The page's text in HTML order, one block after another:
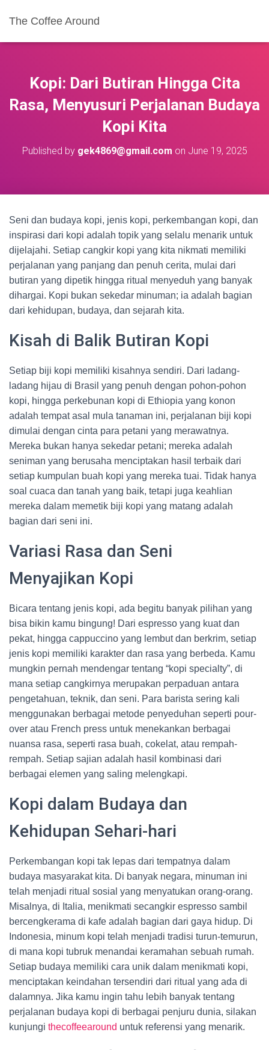
The Coffee Around
Kopi: Dari Butiran Hingga Cita
Rasa, Menyusuri Perjalanan Budaya
Kopi Kita
Published by gek4869@gmail.com on June 19, 2025
Seni dan budaya kopi, jenis kopi, perkembangan kopi, dan
inspirasi dari kopi adalah topik yang selalu menarik untuk
dijelajahi. Setiap cangkir kopi yang kita nikmati memiliki
perjalanan yang panjang dan penuh cerita, mulai dari
butiran yang dipetik hingga ritual menyeduh yang banyak
dihargai. Kopi bukan sekedar minuman; ia adalah bagian
dari kehidupan, budaya, dan sejarah kita.
Kisah di Balik Butiran Kopi
Setiap biji kopi memiliki kisahnya sendiri. Dari ladang-
ladang hijau di Brasil yang penuh dengan pohon-pohon
kopi, hingga perkebunan kopi di Ethiopia yang konon
adalah tempat asal mula tanaman ini, perjalanan biji kopi
dimulai dengan cinta para petani yang merawatnya.
Mereka bukan hanya sekedar petani; mereka adalah
seniman yang berusaha menciptakan hasil terbaik dari
setiap kumpulan buah kopi yang mereka tuai. Tidak hanya
soal cuaca dan tanah yang baik, tetapi juga keahlian
mereka dalam memetik biji kopi yang matang adalah
bagian dari seni ini.
Variasi Rasa dan Seni
Menyajikan Kopi
Bicara tentang jenis kopi, ada begitu banyak pilihan yang
bisa bikin kamu bingung! Dari espresso yang kuat dan
pekat, hingga cappuccino yang lembut dan berkrim, setiap
jenis kopi memiliki karakter dan rasa yang berbeda. Kamu
mungkin pernah mendengar tentang “kopi specialty”, di
mana setiap cangkirnya merupakan perpaduan antara
pengetahuan, teknik, dan seni. Para barista sering kali
menggunakan berbagai metode penyeduhan seperti pour-
over atau French press untuk menekankan berbagai
nuansa rasa, seperti rasa buah, cokelat, atau rempah-
rempah. Setiap sajian adalah hasil kombinasi dari
berbagai elemen yang saling melengkapi.
Kopi dalam Budaya dan
Kehidupan Sehari-hari
Perkembangan kopi tak lepas dari tempatnya dalam
budaya masyarakat kita. Di banyak negara, minuman ini
telah menjadi ritual sosial yang menyatukan orang-orang.
Misalnya, di Italia, menikmati secangkir espresso sambil
bercengkerama di kafe adalah bagian dari gaya hidup. Di
Indonesia, minum kopi telah menjadi tradisi turun-temurun,
di mana kopi tubruk menandai keramahan sebuah rumah.
Setiap budaya memiliki cara unik dalam menikmati kopi,
menciptakan keindahan tersendiri dari ritual yang ada di
dalamnya. Jika kamu ingin tahu lebih banyak tentang
perjalanan budaya kopi di berbagai penjuru dunia, silakan
kunjungi thecoffeearound untuk referensi yang menarik.